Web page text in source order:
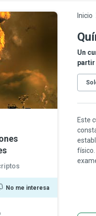
No me interesa
Inicio
Un
partir
Este
físico.